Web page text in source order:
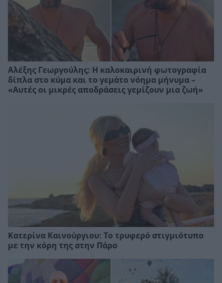
Αλέξης Γεωργούλης: Η καλοκαιρινή φωτογραφία
δίπλα στο κύμα και το γεμάτο νόημα μήνυμα –
«Αυτές οι μικρές αποδράσεις γεμίζουν μια ζωή»
Κατερίνα Καινούργιου: Το τρυφερό στιγμιότυπο
με την κόρη της στην Πάρο